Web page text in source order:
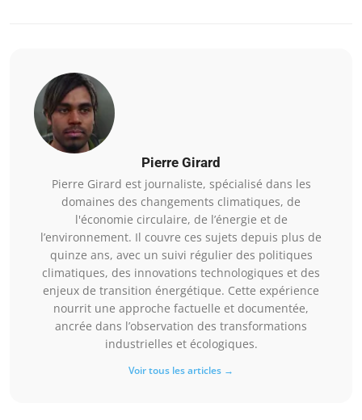
Pierre Girard
Pierre Girard est journaliste, spécialisé dans les
domaines des changements climatiques, de
l'économie circulaire, de l’énergie et de
l’environnement. Il couvre ces sujets depuis plus de
quinze ans, avec un suivi régulier des politiques
climatiques, des innovations technologiques et des
enjeux de transition énergétique. Cette expérience
nourrit une approche factuelle et documentée,
ancrée dans l’observation des transformations
industrielles et écologiques.
Voir tous les articles →